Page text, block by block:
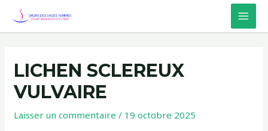
contenu
LICHEN SCLEREUX
VULVAIRE
Laisser un commentaire / 19 octobre 2025